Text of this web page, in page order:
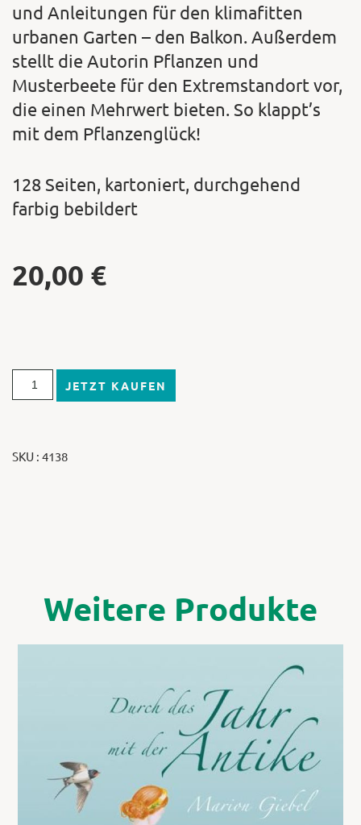
und Anleitungen für den klimafitten
urbanen Garten – den Balkon. Außerdem
stellt die Autorin Pflanzen und
Musterbeete für den Extremstandort vor,
die einen Mehrwert bieten. So klappt’s
mit dem Pflanzenglück!
128 Seiten, kartoniert, durchgehend
farbig bebildert
20,00 €
JETZT KAUFEN
SKU : 4138
Weitere Produkte